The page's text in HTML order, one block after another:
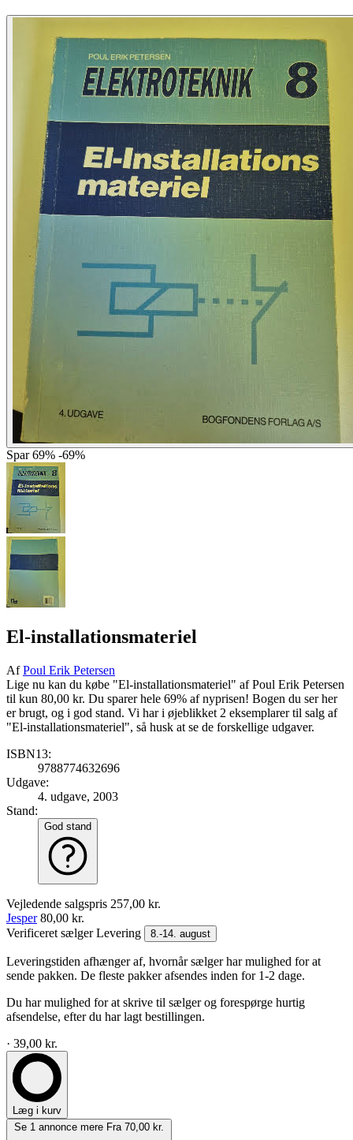
Spar 69% -69%
El-installationsmateriel
AfPoul Erik Petersen
Lige nu kan du købe "El-installationsmateriel" af Poul Erik Petersen
til kun 80,00 kr. Du sparer hele 69% af nyprisen! Bogen du ser her
er brugt, og i god stand. Vi har i øjeblikket 2 eksemplarer til salg af
"El-installationsmateriel", så husk at se de forskellige udgaver.
ISBN13:
9788774632696
Udgave:
4. udgave, 2003
Stand:
God stand
Vejledende salgspris 257,00 kr.
Jesper 80,00 kr.
Verificeret sælgerLevering 8.-14. august
Leveringstiden afhænger af, hvornår sælger har mulighed for at
sende pakken. De fleste pakker afsendes inden for 1-2 dage.
Du har mulighed for at skrive til sælger og forespørge hurtig
afsendelse, efter du har lagt bestillingen.
· 39,00 kr.
Læg i kurv
Se 1 annonce mere Fra 70,00 kr.